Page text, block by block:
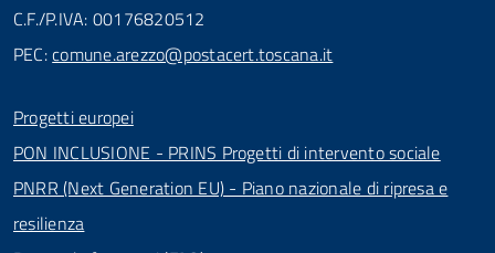
C.F./P.IVA: 00176820512
PEC:comune.arezzo@postacert.toscana.it
Progetti europei
PON INCLUSIONE - PRINS Progetti di intervento sociale
PNRR (Next Generation EU) - Piano nazionale di ripresa e
resilienza